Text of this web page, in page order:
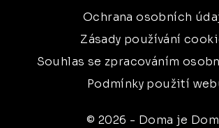
Ochrana osobních
Zásady používání
Souhlas se zpracováním
Podmínky použití
© 2026 - Doma je